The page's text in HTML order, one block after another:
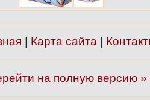
Карта сайта
на полную версию »